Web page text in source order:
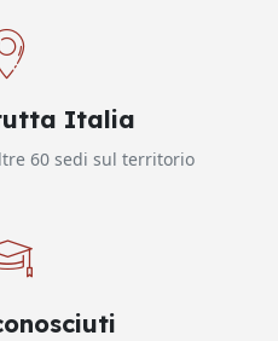
Italia
60 sedi sul territorio